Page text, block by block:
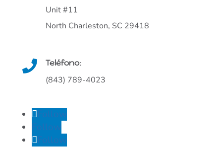
Unit #11
North Charleston, SC 29418
 Teléfono:
(843) 789-4023
Follow
Follow
Follow